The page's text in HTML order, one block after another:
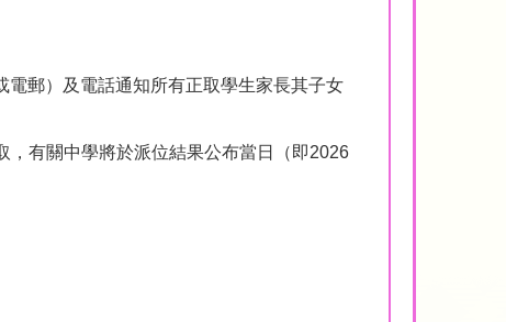
郵）及電話通知所有正取學生家長其子女
有關中學將於派位結果公布當日（即2026